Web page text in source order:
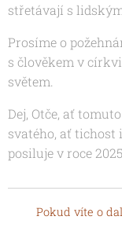
střetávají s
Prosíme o
s člověkem v
světem.
Dej, Otče, ať
svatého, ať tichost
posiluje v roce
Pokud víte o